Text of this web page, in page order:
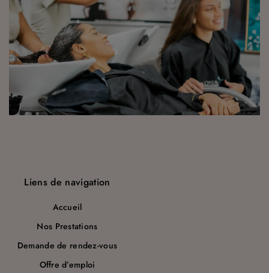
Liens de navigation
Accueil
Nos Prestations
Demande de rendez-vous
Offre d’emploi